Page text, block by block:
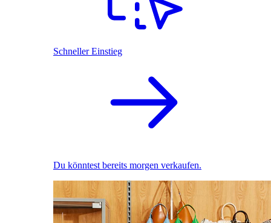
Schneller Einstieg
Du könntest bereits morgen verkaufen.